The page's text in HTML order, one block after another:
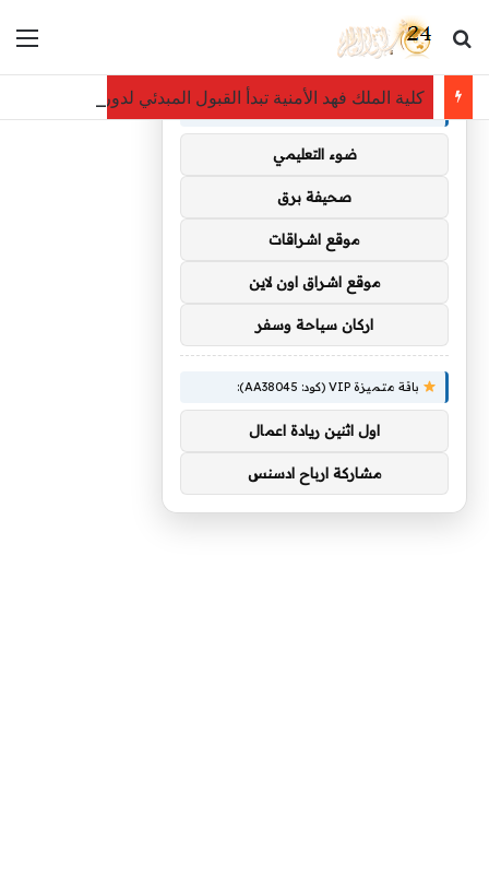
بحث عن
كلية الملك فهد الأمنية تبدأ القبول المبدئي لدورة تأهيل الضباط
توصيات :
باقة متميزة VIP (كود: AA35872):
ضوء التعليمي
صحيفة برق
موقع اشراقات
موقع اشراق اون لاين
اركان سياحة وسفر
باقة متميزة VIP (كود: AA38045):
اول اثنين ريادة اعمال
مشاركة ارباح ادسنس